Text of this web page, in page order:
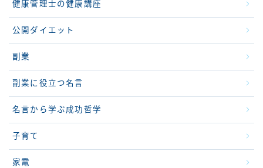
健康管理士の健康講座
公開ダイエット
副業
副業に役立つ名言
名言から学ぶ成功哲学
子育て
家電